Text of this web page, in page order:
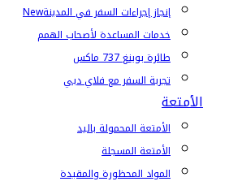
إنجاز إجراءات السفر في المدينةNew
خدمات المساعدة لأصحاب الهمم
طائرة بوينغ 737 ماكس
تجربة السفر مع فلاي دبي
الأمتعة
الأمتعة المحمولة باليد
الأمتعة المسجلة
المواد المحظورة والمقيدة